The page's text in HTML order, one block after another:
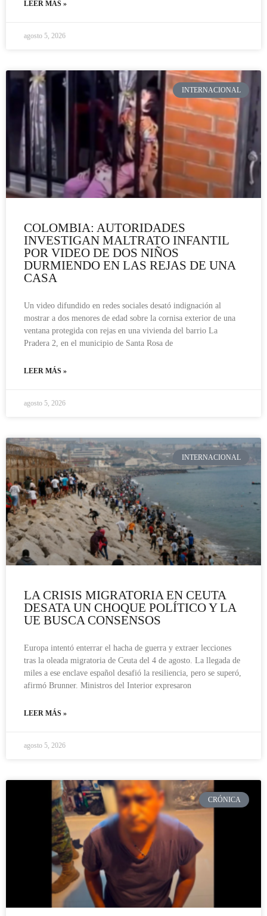
LEER MÁS »
agosto 5, 2026
INTERNACIONAL
COLOMBIA: AUTORIDADES
INVESTIGAN MALTRATO INFANTIL
POR VIDEO DE DOS NIÑOS
DURMIENDO EN LAS REJAS DE UNA
CASA
Un video difundido en redes sociales desató indignación al
mostrar a dos menores de edad sobre la cornisa exterior de una
ventana protegida con rejas en una vivienda del barrio La
Pradera 2, en el municipio de Santa Rosa de
LEER MÁS »
agosto 5, 2026
INTERNACIONAL
LA CRISIS MIGRATORIA EN CEUTA
DESATA UN CHOQUE POLÍTICO Y LA
UE BUSCA CONSENSOS
Europa intentó enterrar el hacha de guerra y extraer lecciones
tras la oleada migratoria de Ceuta del 4 de agosto. La llegada de
miles a ese enclave español desafió la resiliencia, pero se superó,
afirmó Brunner. Ministros del Interior expresaron
LEER MÁS »
agosto 5, 2026
CRÓNICA